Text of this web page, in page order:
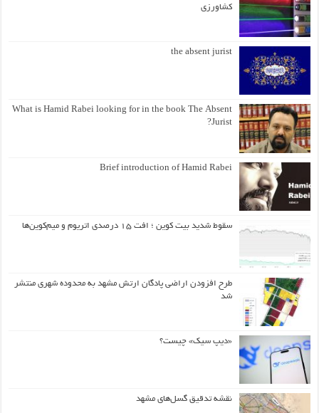
کشاورزی
the absent jurist
What is Hamid Rabei looking for in the book The Absent
Jurist?
Brief introduction of Hamid Rabei
سقوط شدید بیت کوین ؛ افت ۱۵ درصدی اتریوم و میم‌کوین‌ها
طرح افزودن اراضی پادگان ارتش مشهد به محدوده شهری منتشر
شد
«دیپ سیک» چیست؟
نقشه تدقیق گسل‌های مشهد